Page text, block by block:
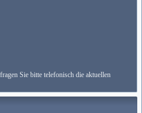
Sie bitte telefonisch die aktuellen